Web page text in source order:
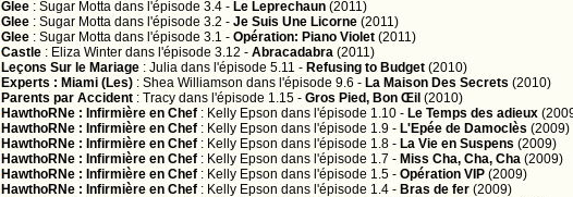
Glee : Sugar Motta dans l'épisode 3.4 - Le Leprechaun (2011)
Glee : Sugar Motta dans l'épisode 3.2 - Je Suis Une Licorne (2011)
Glee : Sugar Motta dans l'épisode 3.1 - Opération: Piano Violet (2011)
Castle : Eliza Winter dans l'épisode 3.12 - Abracadabra (2011)
Leçons Sur le Mariage : Julia dans l'épisode 5.11 - Refusing to Budget (2010)
Experts : Miami (Les) : Shea Williamson dans l'épisode 9.6 - La Maison Des Secrets (2010)
Parents par Accident : Tracy dans l'épisode 1.15 - Gros Pied, Bon Œil (2010)
HawthoRNe : Infirmière en Chef : Kelly Epson dans l'épisode 1.10 - Le Temps des adieux
HawthoRNe : Infirmière en Chef : Kelly Epson dans l'épisode 1.9 - L'Epée de Damoclès (2009)
HawthoRNe : Infirmière en Chef : Kelly Epson dans l'épisode 1.8 - La Vie en Suspens (2009)
HawthoRNe : Infirmière en Chef : Kelly Epson dans l'épisode 1.7 - Miss Cha, Cha, Cha (2009)
HawthoRNe : Infirmière en Chef : Kelly Epson dans l'épisode 1.5 - Opération VIP (2009)
HawthoRNe : Infirmière en Chef : Kelly Epson dans l'épisode 1.4 - Bras de fer (2009)